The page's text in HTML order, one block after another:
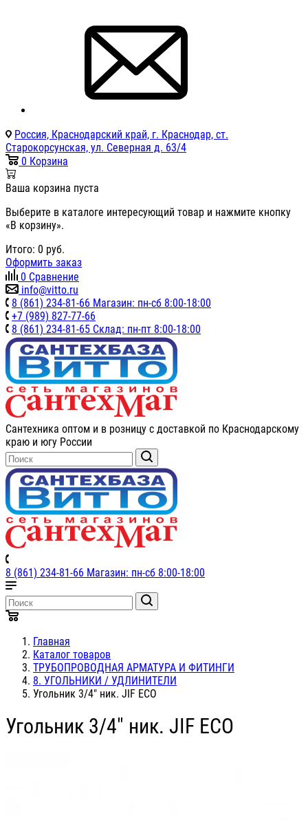
Россия, Краснодарский край, г. Краснодар, ст.
Старокорсунская, ул. Северная д. 63/4
0 Корзина
Ваша корзина пуста
Выберите в каталоге интересующий товар и нажмите кнопку
«В корзину».
Итого: 0 руб.
Оформить заказ
0 Сравнение
info@vitto.ru
8 (861) 234-81-66 Магазин: пн-сб 8:00-18:00
+7 (989) 827-77-66
8 (861) 234-81-65 Склад: пн-пт 8:00-18:00
Сантехника оптом и в розницу с доставкой по Краснодарскому
краю и югу России
8 (861) 234-81-66 Магазин: пн-сб 8:00-18:00
Главная
Каталог товаров
ТРУБОПРОВОДНАЯ АРМАТУРА И ФИТИНГИ
8. УГОЛЬНИКИ / УДЛИНИТЕЛИ
Угольник 3/4" ник. JIF ЕСО
Угольник 3/4" ник. JIF ЕСО